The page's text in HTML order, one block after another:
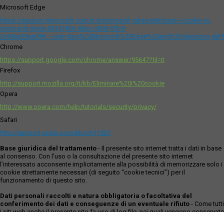
Microsoft Edge
https://support.microsoft.com/it-it/microsoft-edge/eliminare-i-cookie-in-
microsoft-edge-63947406-40ac-c3b8-57b9-
Chrome
https://support.google.com/chrome/answer/95647?hl=it
Firefox
http://support.mozilla.org/it/kb/Eliminare%20i%20cookie
Opera
http://www.opera.com/help/tutorials/security/privacy/
Safari
http://support.apple.com/kb/ph11920
Base giuridica del trattamento - Il presente sito internet tratta i dati in base
al consenso. Con l'uso o la consultazione del presente sito internet
l’interessato acconsente implicitamente alla possibilità di memorizzare solo i
cookie strettamente necessari (di seguito “cookie tecnici”) per il
funzionamento di questo sito.
Dati personali raccolti e natura obbligatoria o facoltativa del
conferimento dei dati e conseguenze di un eventuale rifiuto - Come tutti